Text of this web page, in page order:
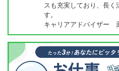
スも充実しており、長
す。
キャリアアドバイザー